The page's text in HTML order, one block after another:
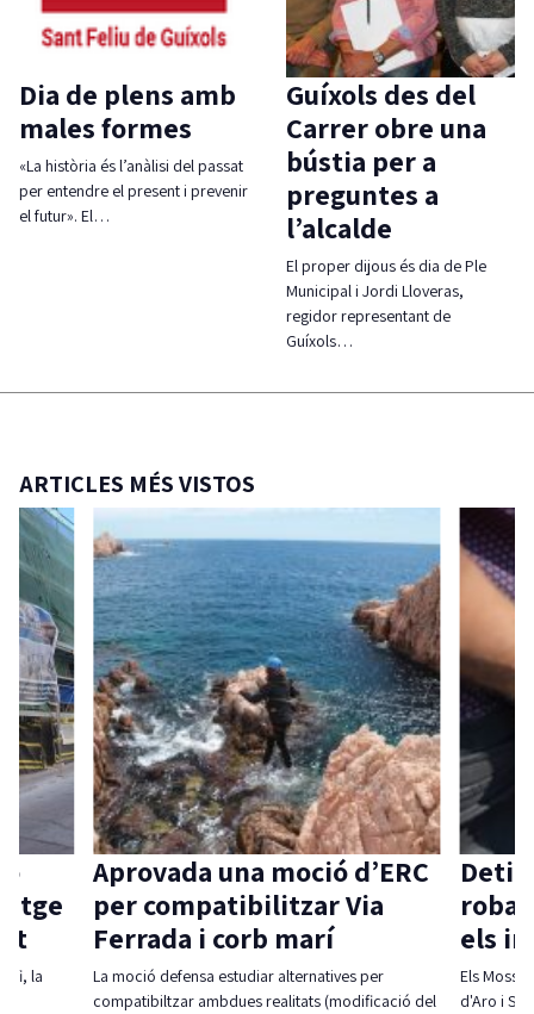
Dia de plens amb
males formes
«La història és l’anàlisi del passat
per entendre el present i prevenir
el futur». El…
Guíxols des del
Carrer obre una
bústia per a
preguntes a
l’alcalde
El proper dijous és dia de Ple
Municipal i Jordi Lloveras,
regidor representant de
Guíxols…
ARTICLES MÉS VISTOS
Detinguts dos homes
robar en una casa
els inquilins es
Els Mossos i les Policies Locals de Castell-
d'Aro i S'Agaró i Santa Cristina els…
moció d’ERC
Via
marí
alternatives per
realitats (modificació del